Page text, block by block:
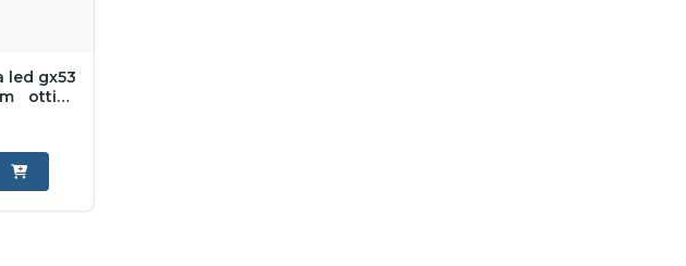
led gx53
ottica